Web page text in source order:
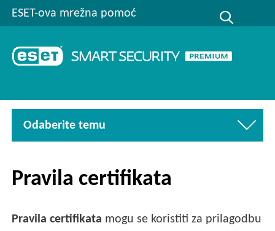
ESET-ova mrežna pomoć
Odaberite temu
Pravila certifikata
Pravila certifikata mogu se koristiti za prilagodbu